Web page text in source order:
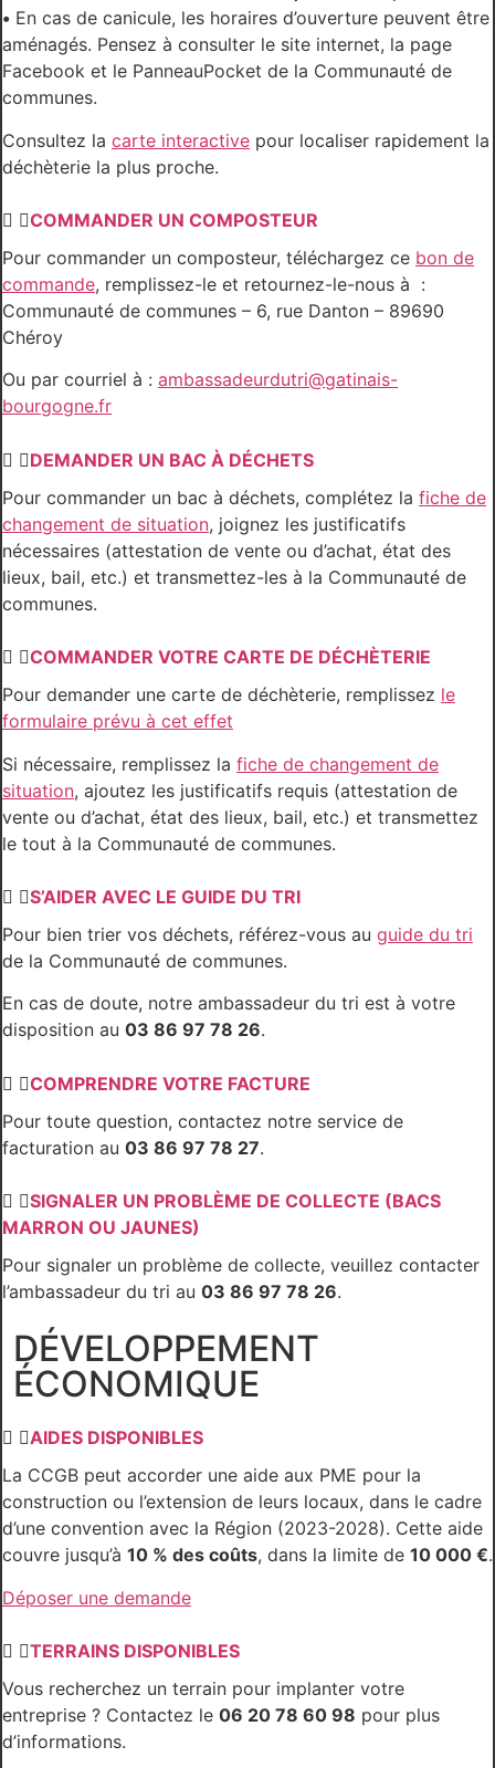
• En cas de canicule, les horaires d’ouverture peuvent être
aménagés. Pensez à consulter le site internet, la page
Facebook et le PanneauPocket de la Communauté de
communes.
Consultez la carte interactive pour localiser rapidement la
déchèterie la plus proche.
COMMANDER UN COMPOSTEUR
Pour commander un composteur, téléchargez ce bon de
commande, remplissez-le et retournez-le-nous à :
Communauté de communes – 6, rue Danton – 89690
Chéroy
Ou par courriel à : ambassadeurdutri@gatinais-
bourgogne.fr
DEMANDER UN BAC À DÉCHETS
Pour commander un bac à déchets, complétez la fiche de
changement de situation, joignez les justificatifs
nécessaires (attestation de vente ou d’achat, état des
lieux, bail, etc.) et transmettez-les à la Communauté de
communes.
COMMANDER VOTRE CARTE DE DÉCHÈTERIE
Pour demander une carte de déchèterie, remplissez le
formulaire prévu à cet effet
Si nécessaire, remplissez la fiche de changement de
situation, ajoutez les justificatifs requis (attestation de
vente ou d’achat, état des lieux, bail, etc.) et transmettez
le tout à la Communauté de communes.
S’AIDER AVEC LE GUIDE DU TRI
Pour bien trier vos déchets, référez-vous au guide du tri
de la Communauté de communes.
En cas de doute, notre ambassadeur du tri est à votre
disposition au 03 86 97 78 26.
COMPRENDRE VOTRE FACTURE
Pour toute question, contactez notre service de
facturation au 03 86 97 78 27.
SIGNALER UN PROBLÈME DE COLLECTE (BACS
MARRON OU JAUNES)
Pour signaler un problème de collecte, veuillez contacter
l’ambassadeur du tri au 03 86 97 78 26.
DÉVELOPPEMENT
ÉCONOMIQUE
AIDES DISPONIBLES
La CCGB peut accorder une aide aux PME pour la
construction ou l’extension de leurs locaux, dans le cadre
d’une convention avec la Région (2023-2028). Cette aide
couvre jusqu’à 10 % des coûts, dans la limite de 10 000 €.
Déposer une demande
TERRAINS DISPONIBLES
Vous recherchez un terrain pour implanter votre
entreprise ? Contactez le 06 20 78 60 98 pour plus
d’informations.